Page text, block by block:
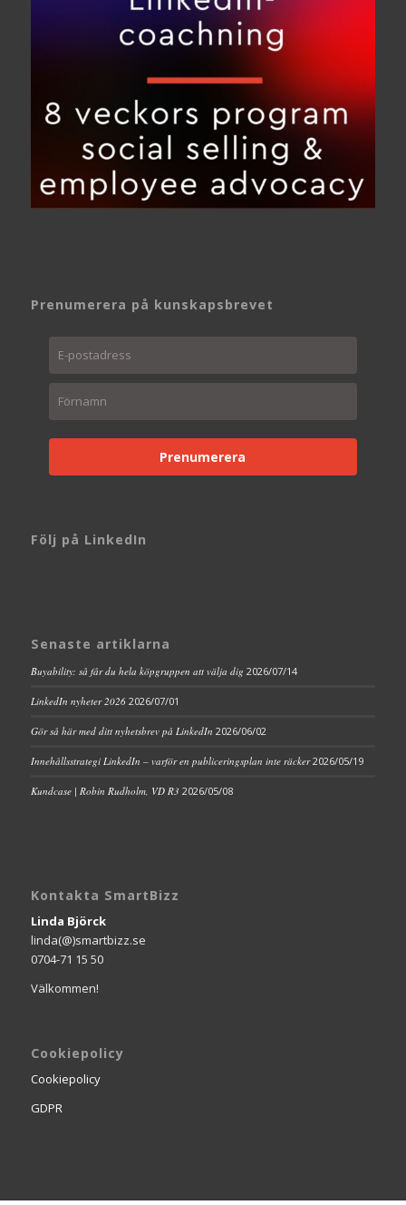
Prenumerera på kunskapsbrevet
Prenumerera
Följ på LinkedIn
Senaste artiklarna
Buyability: så får du hela köpgruppen att välja dig 2026/07/14
LinkedIn nyheter 2026 2026/07/01
Gör så här med ditt nyhetsbrev på LinkedIn 2026/06/02
Innehållsstrategi LinkedIn – varför en publiceringsplan inte räcker 2026/05/19
Kundcase | Robin Rudholm, VD R3 2026/05/08
Kontakta SmartBizz
Linda Björck
linda(@)smartbizz.se
0704-71 15 50
Välkommen!
Cookiepolicy
Cookiepolicy
GDPR